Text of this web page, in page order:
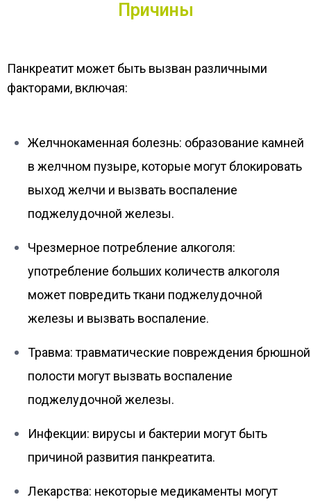
Причины
Панкреатит может быть вызван различными
факторами, включая:
Желчнокаменная болезнь: образование камней
в желчном пузыре, которые могут блокировать
выход желчи и вызвать воспаление
поджелудочной железы.
Чрезмерное потребление алкоголя:
употребление больших количеств алкоголя
может повредить ткани поджелудочной
железы и вызвать воспаление.
Травма: травматические повреждения брюшной
полости могут вызвать воспаление
поджелудочной железы.
Инфекции: вирусы и бактерии могут быть
причиной развития панкреатита.
Лекарства: некоторые медикаменты могут